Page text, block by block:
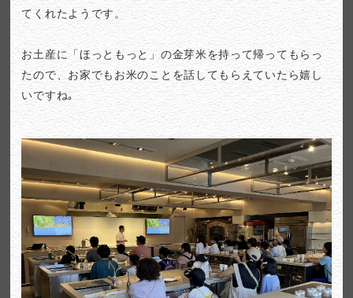
てくれたようです。
お土産に「ほっともっと」の金芽米を持って帰ってもらっ
たので、お家でもお米のことを話してもらえていたら嬉し
いですね｡